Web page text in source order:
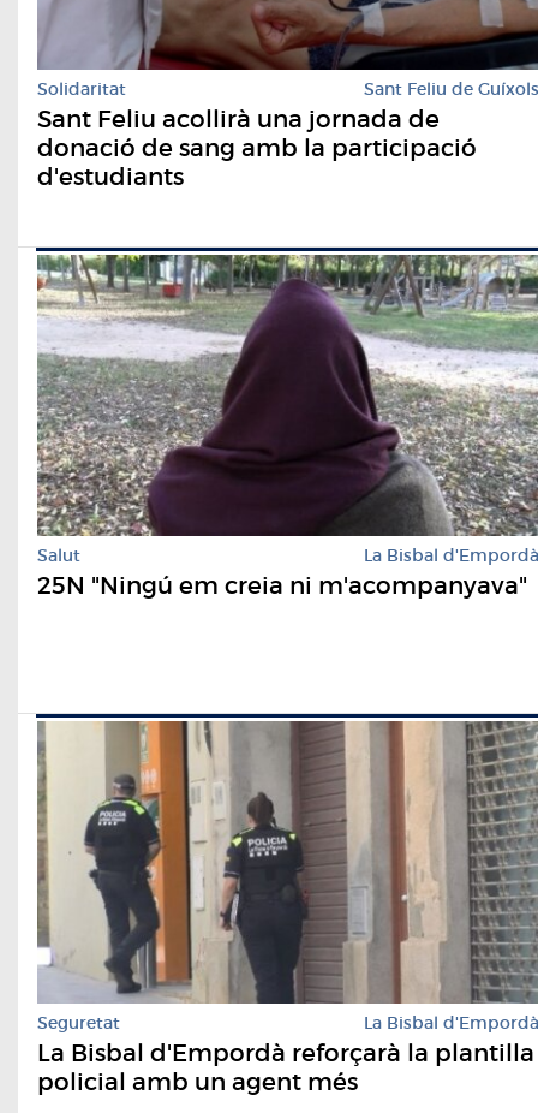
Solidaritat Sant Feliu de Guíxols
Sant Feliu acollirà una jornada de
donació de sang amb la participació
d'estudiants
Salut La Bisbal d'Empordà
25N "Ningú em creia ni m'acompanyava"
Seguretat La Bisbal d'Empordà
La Bisbal d'Empordà reforçarà la plantilla
policial amb un agent més